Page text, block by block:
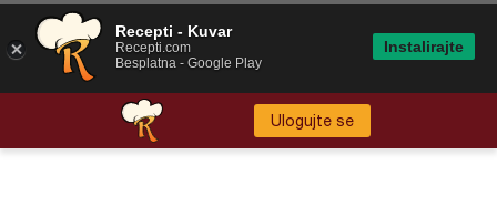
Ulogujte se
Recepti - Kuvar
Recepti.com
Besplatna - Google Play
Instalirajte